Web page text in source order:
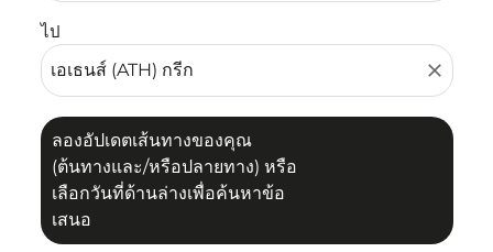
ไป
close
ลองอัปเดตเส้นทางของคุณ
(ต้นทางและ/หรือปลายทาง) หรือ
เลือกวันที่ด้านล่างเพื่อค้นหาข้อ
เสนอ